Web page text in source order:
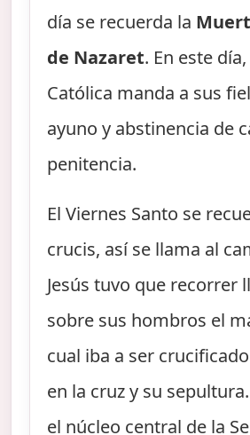
día se recuerda la
de Nazaret. En este
Católica manda a sus
ayuno y abstinencia de
penitencia.
El Viernes Santo se
crucis, así se llama al
Jesús tuvo que recorrer
sobre sus hombros el
cual iba a ser
en la cruz y su
el núcleo central de la